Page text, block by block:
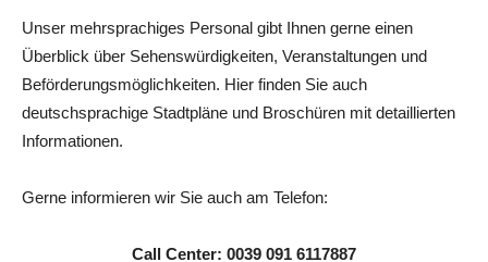
Unser mehrsprachiges Personal gibt Ihnen gerne einen
Überblick über Sehenswürdigkeiten, Veranstaltungen und
Beförderungsmöglichkeiten. Hier finden Sie auch
deutschsprachige Stadtpläne und Broschüren mit detaillierten
Informationen.
Gerne informieren wir Sie auch am Telefon:
Call Center: 0039 091 6117887